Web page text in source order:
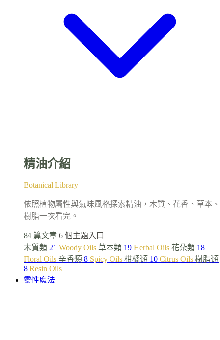
精油介紹
Botanical Library
依照植物屬性與氣味風格探索精油，木質、花香、草本、
樹脂一次看完。
84 篇文章 6 個主題入口
木質類 21 Woody Oils 草本類 19 Herbal Oils 花朵類 18
Floral Oils 辛香類 8 Spicy Oils 柑橘類 10 Citrus Oils 樹脂類
8 Resin Oils
靈性魔法